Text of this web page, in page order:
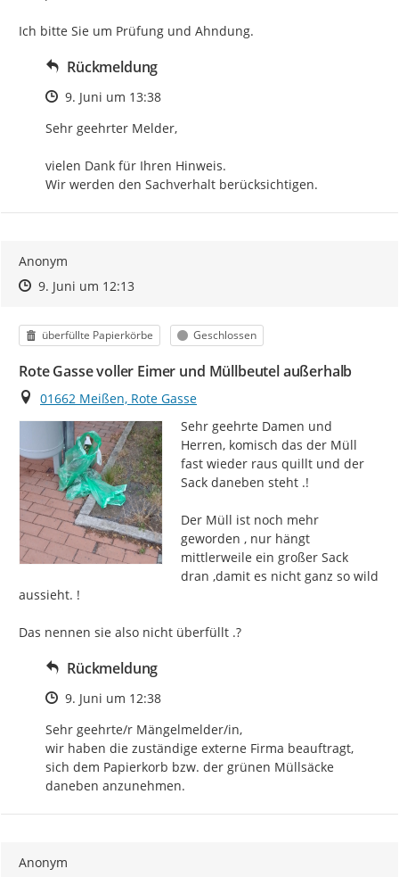
Ich bitte Sie um Prüfung und Ahndung.
Rückmeldung
Zeitpunkt des Erstellens
9. Juni um 13:38
Sehr geehrter Melder,
vielen Dank für Ihren Hinweis.
Wir werden den Sachverhalt berücksichtigen.
Anonym
Zeitpunkt des Erstellens
Zeitpunkt des Erstellens
9. Juni um 12:13Zur Äußerung
Kategorie
überfüllte Papierkörbe Status
Geschlossen
Rote Gasse voller Eimer und Müllbeutel außerhalb
Ort
01662 Meißen, Rote Gasse
Sehr geehrte Damen und
Herren, komisch das der Müll
fast wieder raus quillt und der
Sack daneben steht .!
Der Müll ist noch mehr
geworden , nur hängt
mittlerweile ein großer Sack
dran ,damit es nicht ganz so wild
aussieht. !
Das nennen sie also nicht überfüllt .?
Rückmeldung
Zeitpunkt des Erstellens
9. Juni um 12:38
Sehr geehrte/r Mängelmelder/in,
wir haben die zuständige externe Firma beauftragt,
sich dem Papierkorb bzw. der grünen Müllsäcke
daneben anzunehmen.
Anonym